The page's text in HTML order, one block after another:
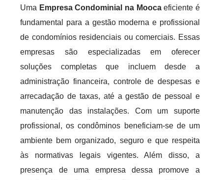
Uma Empresa Condominial na Moocaeficiente é
fundamental para a gestão moderna e profissional
de condomínios residenciais ou comerciais. Essas
empresas são especializadas em oferecer
soluções completas que incluem desde a
administração financeira, controle de despesas e
arrecadação de taxas, até a gestão de pessoal e
manutenção das instalações. Com um suporte
profissional, os condôminos beneficiam-se de um
ambiente bem organizado, seguro e que respeita
às normativas legais vigentes. Além disso, a
presença de uma empresa dessa promove a